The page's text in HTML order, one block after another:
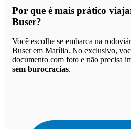
Por que é mais prático
Buser?
Você escolhe se embarca na
Buser em Marília. No exclusivo,
documento com foto e não precisa
sem burocracias.